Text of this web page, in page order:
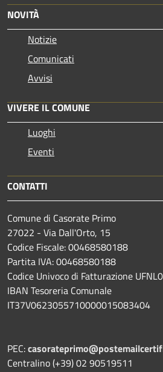
NOVITÀ
Notizie
Comunicati
Avvisi
VIVERE IL COMUNE
Luoghi
Eventi
CONTATTI
Comune di Casorate Primo
27022 - Via Dall'Orto, 15
Codice Fiscale: 00468580188
Partita IVA: 00468580188
Codice Univoco di Fatturazione
IBAN Tesoreria Comunale
IT37V0623055710000015083404
PEC:
Centralino (+39) 02 90519511